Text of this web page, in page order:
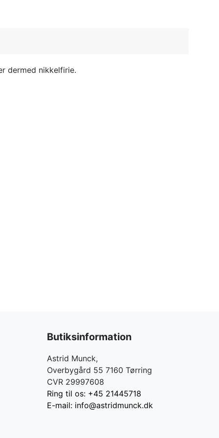
dermed nikkelfirie.
Butiksinformation
Astrid Munck,
Overbygård 55 7160 Tørring
CVR 29997608
Ring til os: +45 21445718
E-mail: info@astridmunck.dk